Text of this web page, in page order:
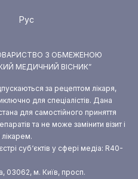
Рус
ТОВАРИСТВО З ОБМЕЖЕНОЮ
МЕДИЧНИЙ ВІСНИК”
за рецептом лікаря,
для спеціалістів. Дана
для самостійного приняття
та не може замінити візит і
суб‘єктів у сфері медіа: R40-
03062, м. Київ, просп.